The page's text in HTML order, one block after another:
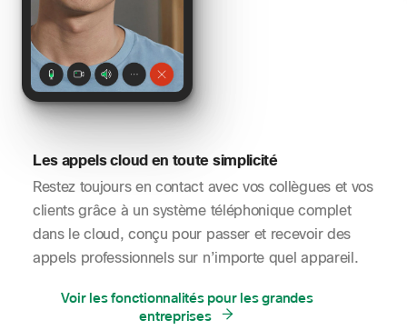
Les appels cloud en toute simplicité
Restez toujours en contact avec vos collègues et vos
clients grâce à un système téléphonique complet
dans le cloud, conçu pour passer et recevoir des
appels professionnels sur n’importe quel appareil.
Voir les fonctionnalités pour les grandes
entreprises